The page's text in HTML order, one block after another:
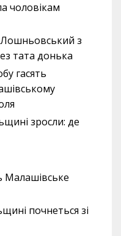
чоловікам
Лошньовський з
тата донька
гасять
зросли: де
Малашівське
почнеться зі